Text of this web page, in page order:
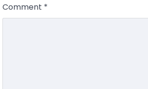
Comment *